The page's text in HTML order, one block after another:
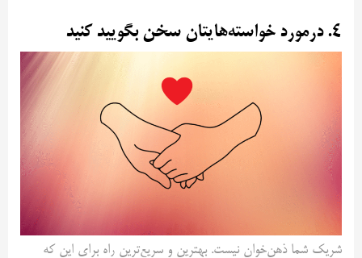
۴. درمورد خواسته‌هایتان سخن بگویید کنید
شریک شما ذهن‌خوان نیست. بهترین و سریع‌ترین راه برای این که